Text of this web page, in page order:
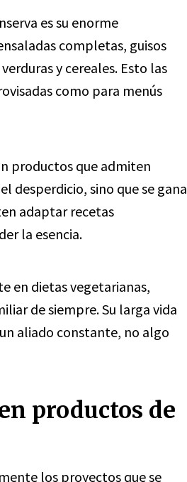
es su enorme
completas, guisos
y cereales. Esto las
como para menús
productos que admiten
desperdicio, sino que se gana
adaptar recetas
la esencia.
en dietas vegetarianas,
de siempre. Su larga vida
aliado constante, no algo
productos de
los proyectos que se